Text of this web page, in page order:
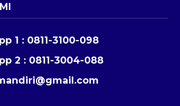
1 : 0811-3100-098
2 : 0811-3004-088